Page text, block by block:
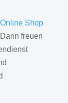
Online Shop
freuen